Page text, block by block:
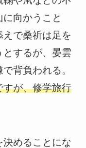
向かうこと
で桑祈は足を
するが、晏雲
背負われる。
すが、修学旅行
決めることにな